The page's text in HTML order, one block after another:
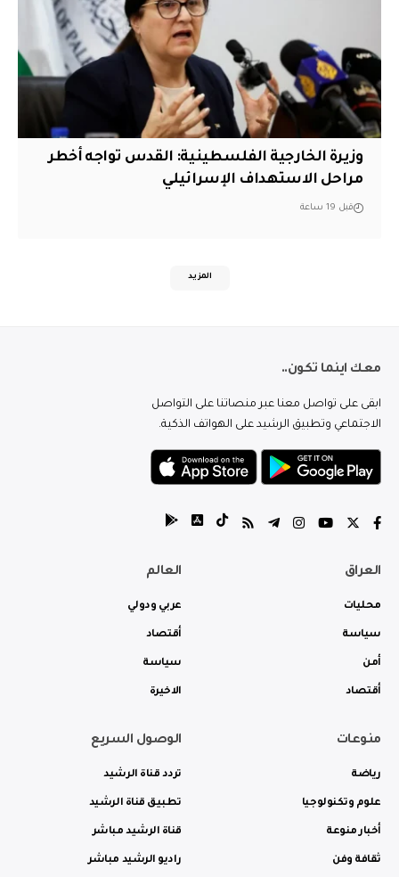
وزيرة الخارجية الفلسطينية: القدس تواجه أخطر
مراحل الاستهداف الإسرائيلي
قبل 19 ساعة
المزيد
معك اينما تكون..
ابقى على تواصل معنا عبر منصاتنا على التواصل
الاجتماعي وتطبيق الرشيد على الهواتف الذكية.
العراق
محليات
سياسة
أمن
أقتصاد
العالم
عربي ودولي
أقتصاد
سياسة
الاخيرة
منوعات
رياضة
علوم وتكنولوجيا
أخبار منوعة
ثقافة وفن
الوصول السريع
تردد قناة الرشيد
تطبيق قناة الرشيد
قناة الرشيد مباشر
راديو الرشيد مباشر